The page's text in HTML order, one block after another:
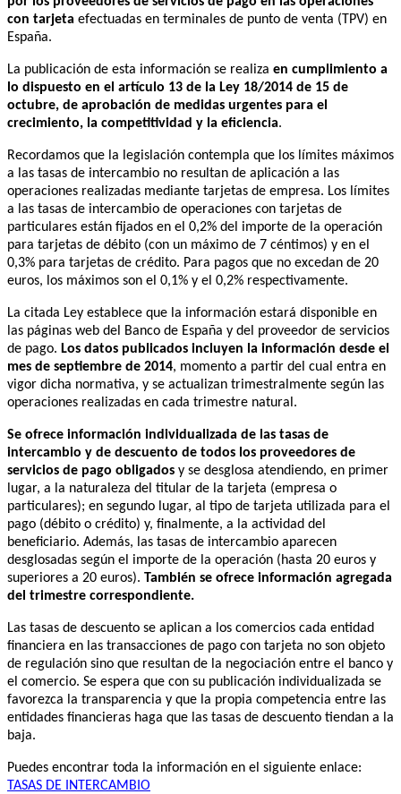
con tarjeta efectuadas en terminales de punto de venta (TPV) en
España.
La publicación de esta información se realiza en cumplimiento a
lo dispuesto en el artículo 13 de la Ley 18/2014 de 15 de
octubre, de aprobación de medidas urgentes para el
crecimiento, la competitividad y la eficiencia.
Recordamos que la legislación contempla que los límites máximos
a las tasas de intercambio no resultan de aplicación a las
operaciones realizadas mediante tarjetas de empresa. Los límites
a las tasas de intercambio de operaciones con tarjetas de
particulares están fijados en el 0,2% del importe de la operación
para tarjetas de débito (con un máximo de 7 céntimos) y en el
0,3% para tarjetas de crédito. Para pagos que no excedan de 20
euros, los máximos son el 0,1% y el 0,2% respectivamente.
La citada Ley establece que la información estará disponible en
las páginas web del Banco de España y del proveedor de servicios
de pago. Los datos publicados incluyen la información desde el
mes de septiembre de 2014, momento a partir del cual entra en
vigor dicha normativa, y se actualizan trimestralmente según las
operaciones realizadas en cada trimestre natural.
Se ofrece información individualizada de las tasas de
intercambio y de descuento de todos los proveedores de
servicios de pago obligados y se desglosa atendiendo, en primer
lugar, a la naturaleza del titular de la tarjeta (empresa o
particulares); en segundo lugar, al tipo de tarjeta utilizada para el
pago (débito o crédito) y, finalmente, a la actividad del
beneficiario. Además, las tasas de intercambio aparecen
desglosadas según el importe de la operación (hasta 20 euros y
superiores a 20 euros). También se ofrece información agregada
del trimestre correspondiente.
Las tasas de descuento se aplican a los comercios cada entidad
financiera en las transacciones de pago con tarjeta no son objeto
de regulación sino que resultan de la negociación entre el banco y
el comercio. Se espera que con su publicación individualizada se
favorezca la transparencia y que la propia competencia entre las
entidades financieras haga que las tasas de descuento tiendan a la
baja.
Puedes encontrar toda la información en el siguiente enlace:
TASAS DE INTERCAMBIO